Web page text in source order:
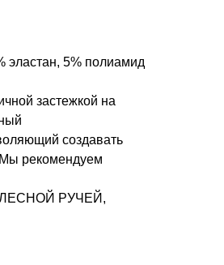
эластан, 5% полиамид
застежкой на
создавать
рекомендуем
РУЧЕЙ,